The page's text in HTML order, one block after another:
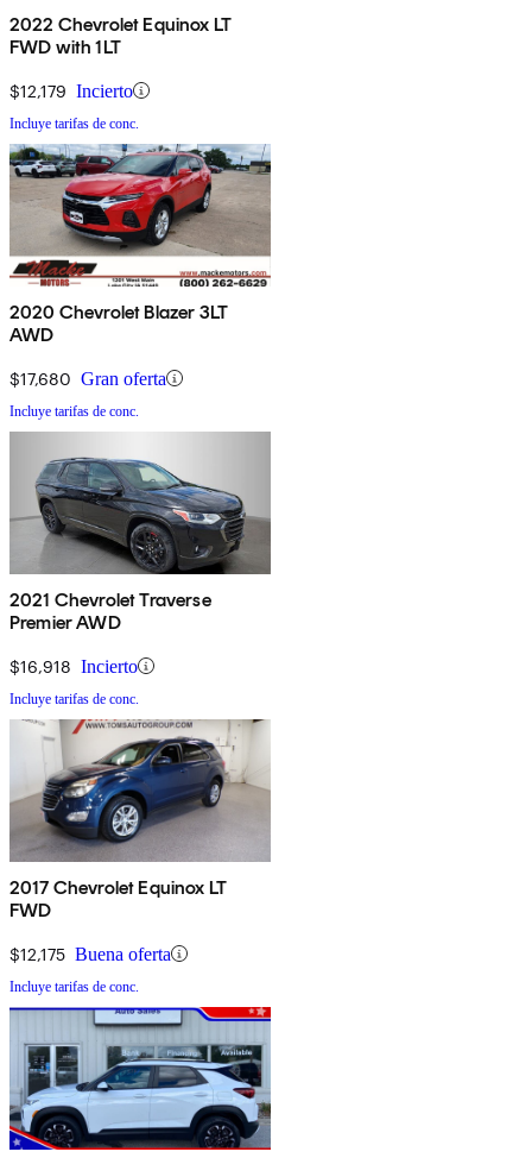
2022 Chevrolet Equinox LT
FWD with 1LT
$12,179 Incierto
Incluye tarifas de conc.
2020 Chevrolet Blazer 3LT
AWD
$17,680 Gran oferta
Incluye tarifas de conc.
2021 Chevrolet Traverse
Premier AWD
$16,918 Incierto
Incluye tarifas de conc.
2017 Chevrolet Equinox LT
FWD
$12,175 Buena oferta
Incluye tarifas de conc.